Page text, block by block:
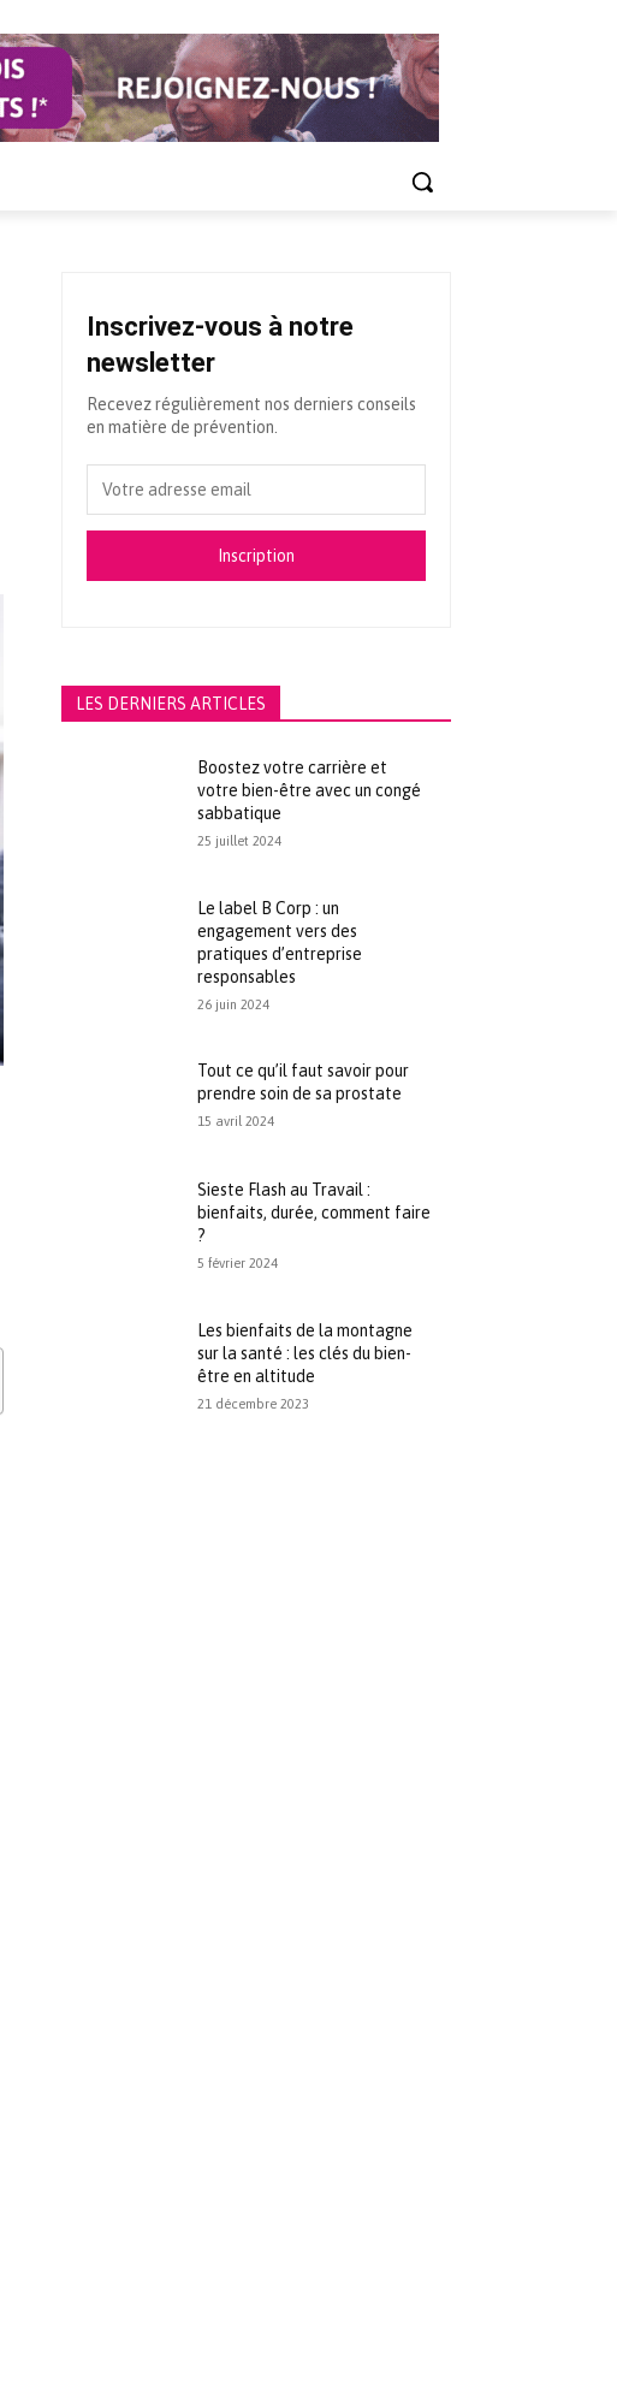
Inscrivez-vous à notre
newsletter
Recevez régulièrement nos derniers conseils
en matière de prévention.
Inscription
LES DERNIERS ARTICLES
Boostez votre carrière et
votre bien-être avec un congé
sabbatique
25 juillet 2024
Le label B Corp : un
engagement vers des
pratiques d’entreprise
responsables
26 juin 2024
Tout ce qu’il faut savoir pour
prendre soin de sa prostate
15 avril 2024
Sieste Flash au Travail :
bienfaits, durée, comment faire
?
5 février 2024
Les bienfaits de la montagne
sur la santé : les clés du bien-
être en altitude
21 décembre 2023